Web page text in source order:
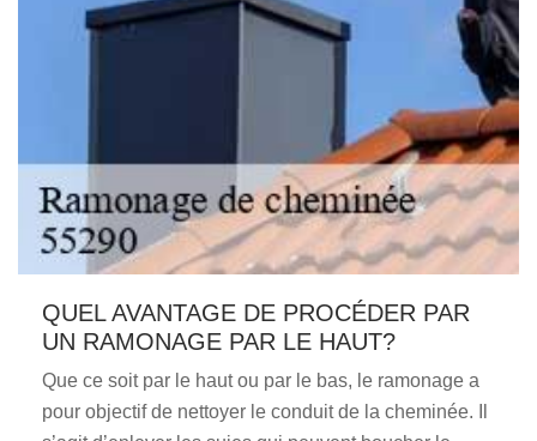
QUEL AVANTAGE DE PROCÉDER PAR
UN RAMONAGE PAR LE HAUT?
Que ce soit par le haut ou par le bas, le ramonage a
pour objectif de nettoyer le conduit de la cheminée. Il